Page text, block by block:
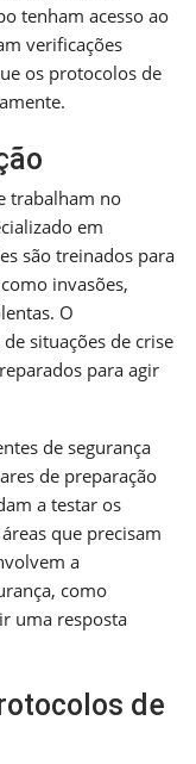
tenham acesso ao
verificações
os protocolos de
trabalham no
em
são treinados para
invasões,
O
situações de crise
para agir
de segurança
de preparação
a testar os
que precisam
a
como
uma resposta
de